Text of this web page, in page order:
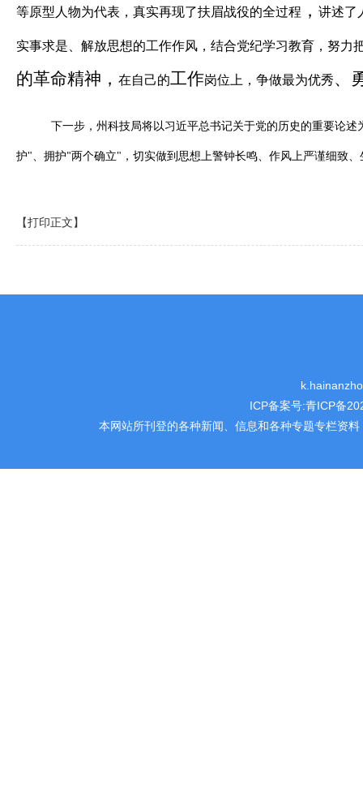
等原型人物为代表，真实再现了扶眉战役的全过程 ， 讲述了
实事求是、解放思想的工作作风，结合党纪学习教育，努力
的革命精神， 在自己的工作岗位上，争做最为优秀、
下一步，州科技局将以习近平总书记关于党的历史的重要论
护"、拥护"两个确立" ，切实做到思想上警钟长鸣、作风上严谨细致
【打印正文】
ICP备案号:青ICP备
本网站所刊登的各种新闻、信息和各种专题专栏资